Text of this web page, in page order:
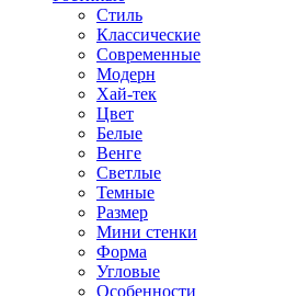
Стиль
Классические
Современные
Модерн
Хай-тек
Цвет
Белые
Венге
Светлые
Темные
Размер
Мини стенки
Форма
Угловые
Особенности